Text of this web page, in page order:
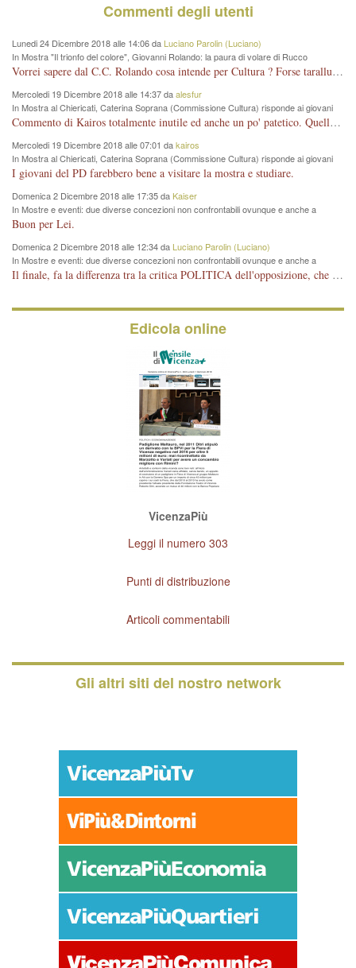
Commenti degli utenti
Lunedi 24 Dicembre 2018 alle 14:06 da Luciano Parolin (Luciano)
In Mostra "Il trionfo del colore", Giovanni Rolando: la paura di volare di Rucco
Vorrei sapere dal C.C. Rolando cosa intende per Cultura ? Forse tarallucci, vino e sagre, o spaghetti tricolori del PD ? Il continuo (s)parlare della mostra a Palazzo Chiericati caro consigliere DANNEGGIA FORTEMENTE l'immagine della città TUTTA e fa deviare i consensi che in RUSSIA (badi bene ex U.R.S.S.) sono ECCELLENTI. A livello artistico l'evento è di alta Valenza culturale, COMPITO di Tutta la Cittadinanza fare il possibile per propagandare l'iniziativa senza farne UN CASO PARTITICO come fa Lei da sempre. Meno Gazebo + Partecipazione! E così sia. Amen.
Mercoledi 19 Dicembre 2018 alle 14:37 daalesfur
In Mostra al Chiericati, Caterina Soprana (Commissione Cultura) risponde ai giovani
del Pd: "realizzata a costo zero per il Comune"
Commento di Kairos totalmente inutile ed anche un po' patetico. Quella che è completamente mancata è stata la promozione internazionale dell'evento effettuata da chi lo sa fare, l'amministrazione in questo è stata totalmente assente relegando al provincialismo una mostra che meritava ben altre platee ed i risultati sono sotto gli occhi di tutti. Su questo bisogna parlare, il fatto di averla organizzata al Chiericati certo non ha aiutato ma è un aspetto secondario rispetto a quello della promozione. In città con le mostre organizzate da Goldin - che certo ha fatto principalmente i suoi interessi, ma ne ha comunque beneficiato la città in immagine e commercio per il centro - arrivavano giornalmente pullman carichi di turisti. Dove sono i turisti ora?
Mercoledi 19 Dicembre 2018 alle 07:01 dakairos
In Mostra al Chiericati, Caterina Soprana (Commissione Cultura) risponde ai giovani
del Pd: "realizzata a costo zero per il Comune"
I giovani del PD farebbero bene a visitare la mostra e studiare.
Domenica 2 Dicembre 2018 alle 17:35 daKaiser
In Mostre e eventi: due diverse concezioni non confrontabili ovunque e anche a
Vicenza
Buon per Lei.
Domenica 2 Dicembre 2018 alle 12:34 da Luciano Parolin (Luciano)
In Mostre e eventi: due diverse concezioni non confrontabili ovunque e anche a
Vicenza
Il finale, fa la differenza tra la critica POLITICA dell'opposizione, che ha perso le elezioni ed è minoranza e non trova altri argomenti per politicizzare sul sito qua o là ? La critica d'arte invece è un'altra cosa che lascio agli altri. Per ora mi basta la lezione magistrale del prof. Giulianati.
Edicola online
VicenzaPiù
Leggi il numero 303
Punti di distribuzione
Articoli commentabili
Gli altri siti del nostro network